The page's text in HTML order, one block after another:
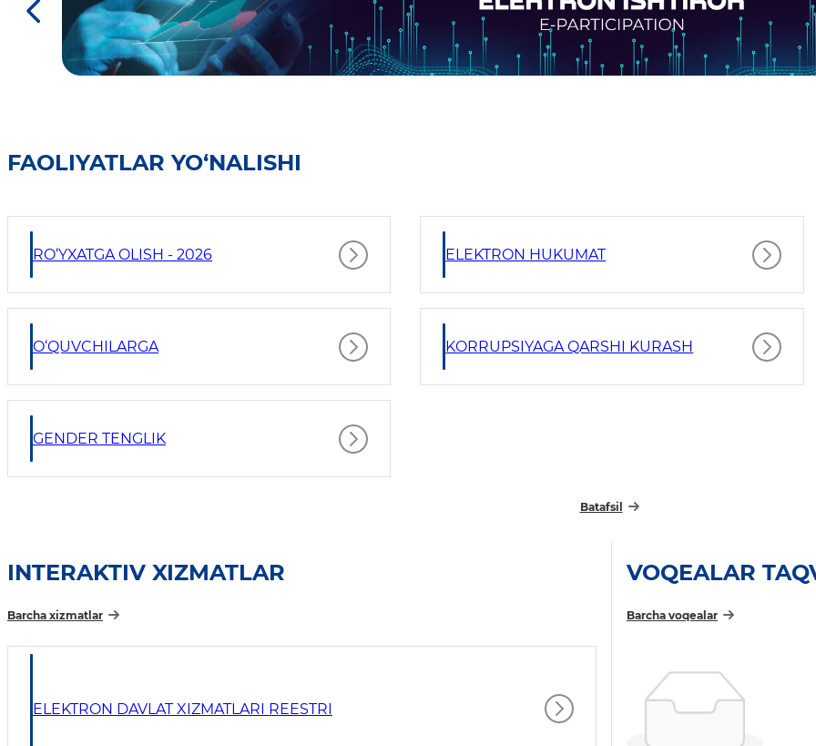
FAOLIYATLAR YO‘NALISHI
RO‘YXATGA OLISH - 2026 ELEKTRON HUKUMAT
O‘QUVCHILARGA KORRUPSIYAGA QARSHI KURASH
GENDER TENGLIK
Batafsil
INTERAKTIV XIZMATLAR
Barcha xizmatlar
ELEKTRON DAVLAT XIZMATLARI REESTRI
VOQEALAR
Barcha voqealar